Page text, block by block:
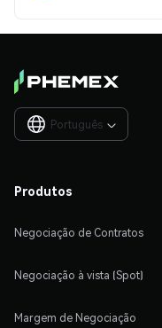
Português 
Produtos
Negociação de Contratos
Negociação à vista (Spot)
Margem de Negociação